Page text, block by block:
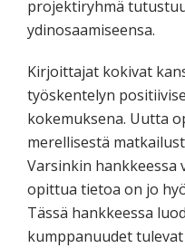
projektiryhmä
ydinosaamiseensa.
Kirjoittajat kokivat
työskentelyn
kokemuksena. Uutta
merellisestä
Varsinkin hankkeessa
opittua tietoa on jo
Tässä hankkeessa
kumppanuudet